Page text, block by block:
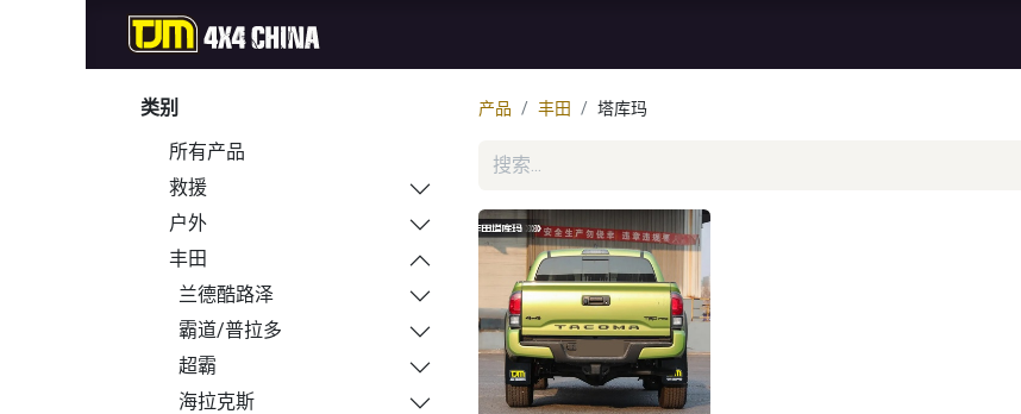
类别
所有产品
救援
户外
丰田
兰德酷路泽
霸道/普拉多
超霸
海拉克斯
产品 丰田 塔库玛